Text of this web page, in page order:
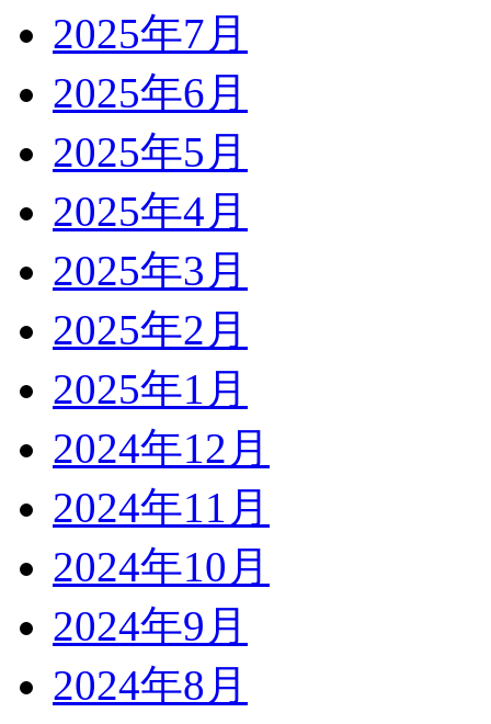
2025年7月
2025年6月
2025年5月
2025年4月
2025年3月
2025年2月
2025年1月
2024年12月
2024年11月
2024年10月
2024年9月
2024年8月